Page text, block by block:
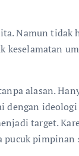
Namun tidak
keselamatan
alasan.
ideologi
target.
pimpinan